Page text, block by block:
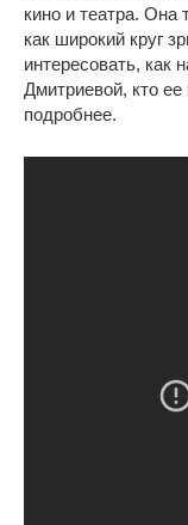
кино и театра. Она
как широкий круг
интересовать, как
Дмитриевой, кто
подробнее.